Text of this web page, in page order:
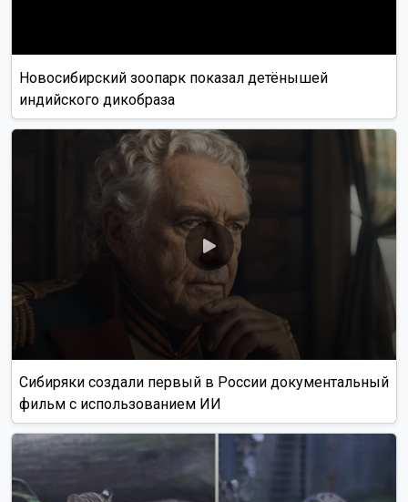
Новосибирский зоопарк показал детёнышей
индийского дикобраза
Сибиряки создали первый в России документальный
фильм с использованием ИИ